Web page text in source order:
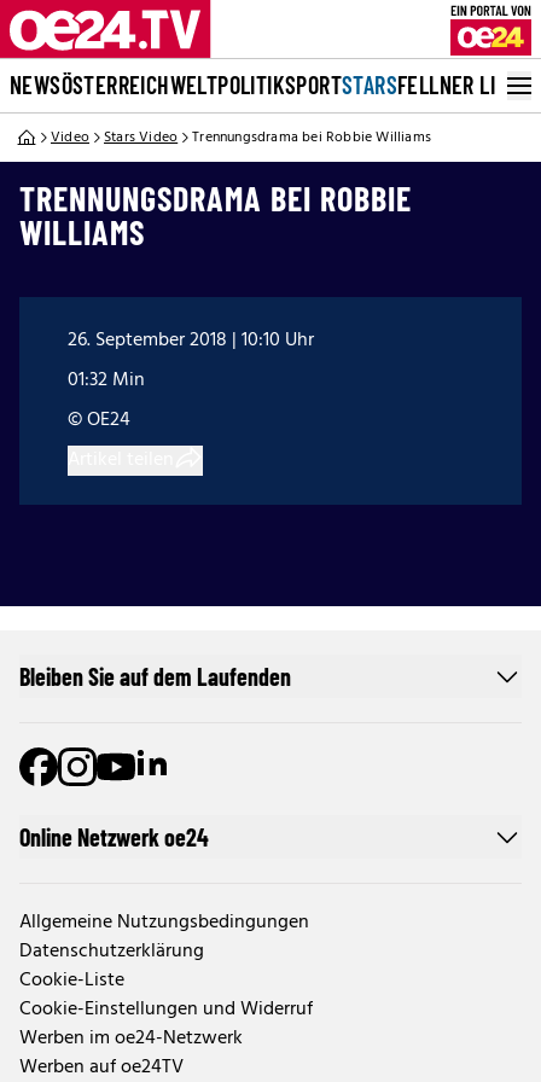
NEWSÖSTERREICHWELTPOLITIKSPORTSTARSFELLNER LIVE
Video Stars Video Trennungsdrama bei Robbie Williams
TRENNUNGSDRAMA BEI ROBBIE
WILLIAMS
26. September 2018 | 10:10 Uhr
01:32 Min
© OE24
Online Netzwerk oe24
Allgemeine Nutzungsbedingungen
Datenschutzerklärung
Cookie-Liste
Cookie-Einstellungen und Widerruf
Werben im oe24-Netzwerk
Werben auf oe24TV
Bleiben Sie auf dem Laufenden